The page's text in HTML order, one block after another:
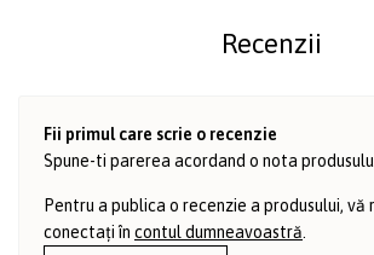
Recenzii
Fii primul care scrie o recenzie
Spune-ti parerea acordand o nota
Pentru a publica o recenzie a produsului, vă
conectați în contul dumneavoastră